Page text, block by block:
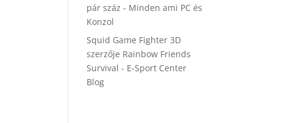
pár száz - Minden ami PC és
Konzol
Squid Game Fighter 3D
szerzője Rainbow Friends
Survival - E-Sport Center
Blog